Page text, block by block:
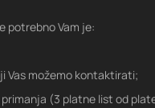
potrebno Vam je:
Vas možemo kontaktirati;
(3 platne list od